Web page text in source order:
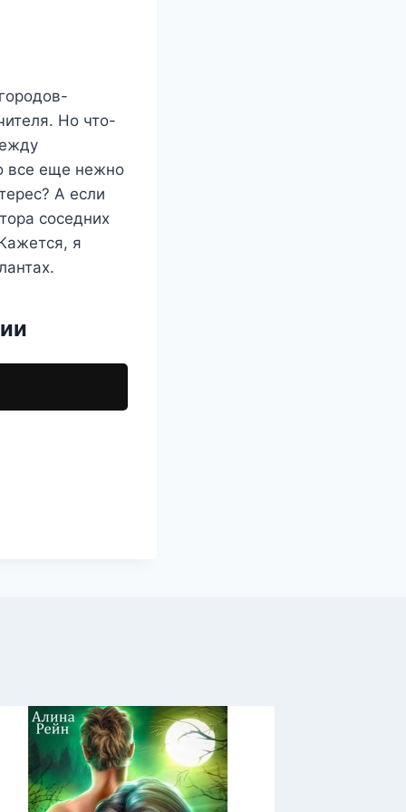
Но что-
все еще нежно
А если
соседних
я